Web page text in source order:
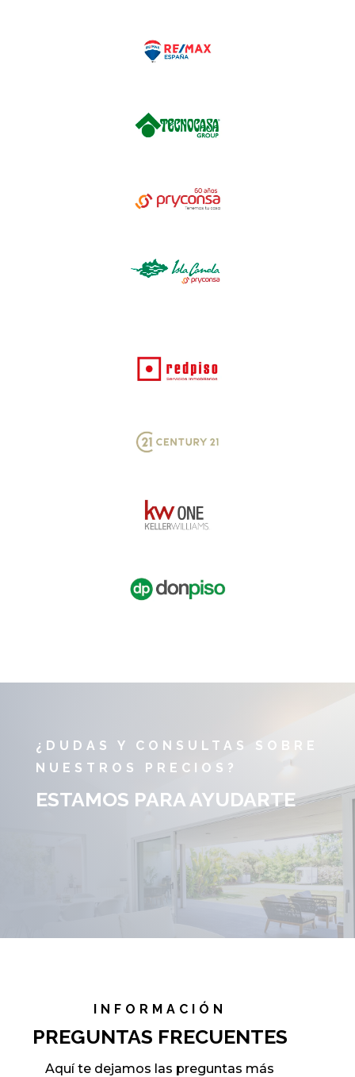
¿DUDAS Y CONSULTAS SOBRE
NUESTROS PRECIOS?
ESTAMOS PARA AYUDARTE
INFORMACIÓN
PREGUNTAS FRECUENTES
Aquí te dejamos las preguntas más